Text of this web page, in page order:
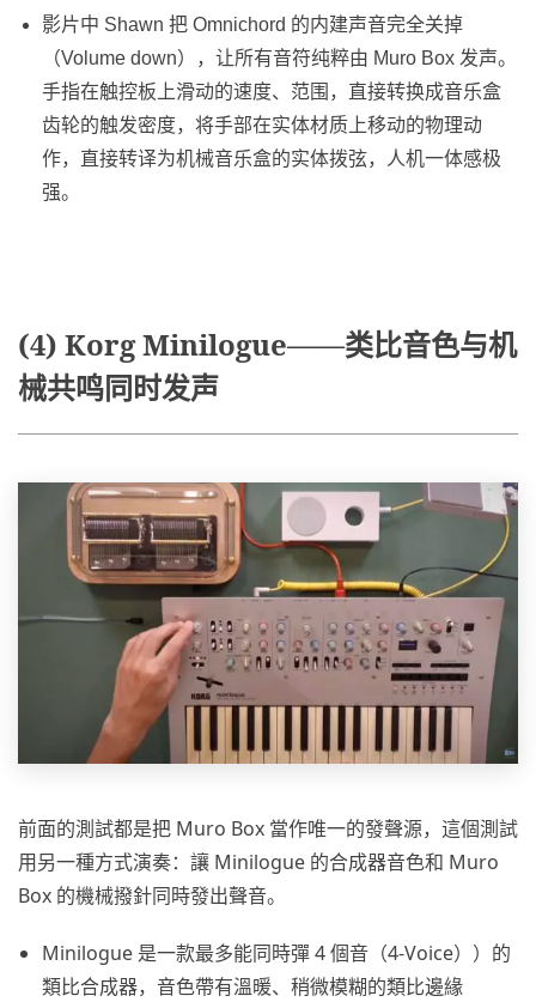
影片中 Shawn 把 Omnichord 的内建声音完全关掉
（Volume down），让所有音符纯粹由 Muro Box 发声。
手指在触控板上滑动的速度、范围，直接转换成音乐盒
齿轮的触发密度，将手部在实体材质上移动的物理动
作，直接转译为机械音乐盒的实体拨弦，人机一体感极
强。
(4) Korg Minilogue——类比音色与机
械共鸣同时发声
前面的測試都是把 Muro Box 當作唯一的發聲源，這個測試
用另一種方式演奏：讓 Minilogue 的合成器音色和 Muro
Box 的機械撥針同時發出聲音。
Minilogue 是一款最多能同時彈 4 個音（4-Voice））的
類比合成器，音色帶有溫暖、稍微模糊的類比邊緣